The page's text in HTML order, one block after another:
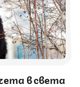
в света